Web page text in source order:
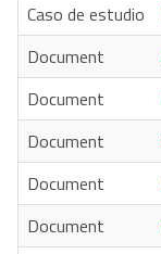
Caso de estudio
Document
Document
Document
Document
Document